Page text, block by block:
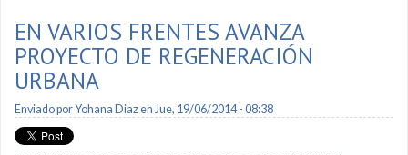
EN VARIOS FRENTES AVANZA
PROYECTO DE REGENERACIÓN
URBANA
Enviado porYohana Diazen Jue, 19/06/2014 - 08:38